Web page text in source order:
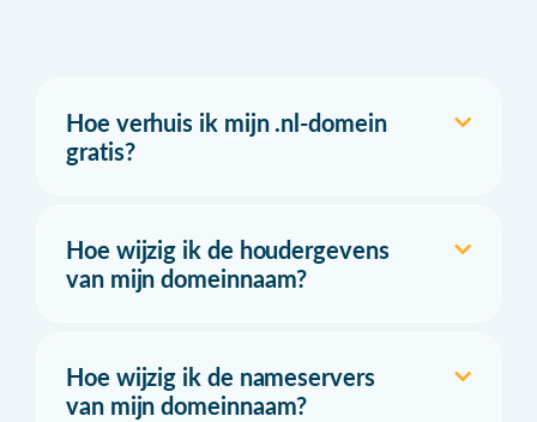
Hoe verhuis ik mijn .nl-domein
gratis?
Hoe wijzig ik de houdergevens
van mijn domeinnaam?
Hoe wijzig ik de nameservers
van mijn domeinnaam?